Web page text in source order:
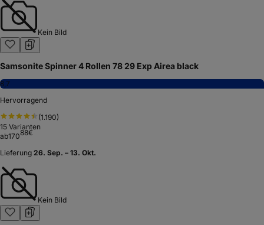
Kein Bild
Samsonite Spinner 4 Rollen 78 29 Exp Airea black
8,7
Hervorragend
(1.190)
15 Varianten
ab17088€
Lieferung 26. Sep. – 13. Okt.
Kein Bild